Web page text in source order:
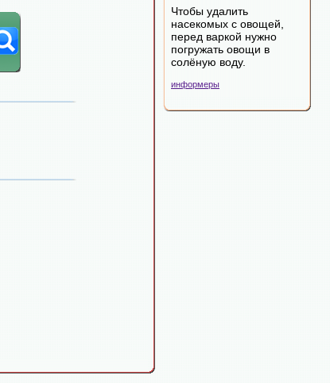
Чтобы удалить
насекомых с овощей,
перед варкой нужно
погружать овощи в
солёную воду.
информеры